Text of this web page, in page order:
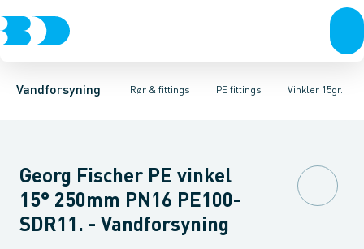
Vandforsyning Rør & fittings
Rør & fittingsKoblinger & anboringerMuffer, klemmer &
PE fittings
PE rørPE EL fittingsPE fittings Duktiljern fittingsVinkler 15gr.
Vinkler 90gr.Vinkler 60gr.Vinkler 45gr.Vinkler 30gr.Vinkler
Georg Fischer PE vinkel
15° 250mm PN16 PE100-
SDR11. - Vandforsyning